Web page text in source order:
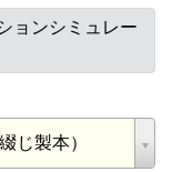
ョンシミュレー
じ製本）